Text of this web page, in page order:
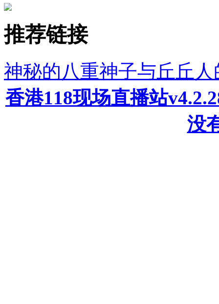
推荐链接
神秘的八重神子与丘丘人
香港118现场直播站
没